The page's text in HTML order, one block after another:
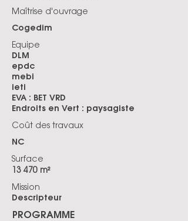
Maîtrise d'ouvrage
Cogedim
Equipe
DLM
epdc
mebi
ieti
EVA : BET VRD
Endroits en Vert : paysagiste
Coût des travaux
NC
Surface
13 470 m²
Mission
Descripteur
PROGRAMME